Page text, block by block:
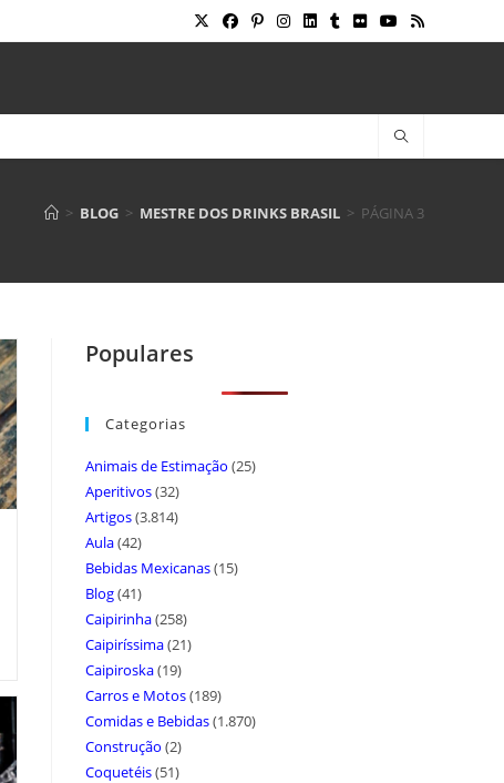
> BLOG > MESTRE DOS DRINKS BRASIL > PÁGINA 3
Populares
Categorias
Animais de Estimação (25)
Aperitivos(32)
Artigos(3.814)
Aula(42)
Bebidas Mexicanas(15)
Blog(41)
Caipirinha(258)
Caipiríssima(21)
Caipiroska(19)
Carros e Motos(189)
Comidas e Bebidas(1.870)
Construção (2)
Coquetéis(51)